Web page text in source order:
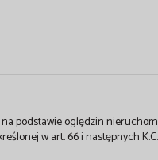
podstawie oględzin
w art. 66 i następnych K.C.